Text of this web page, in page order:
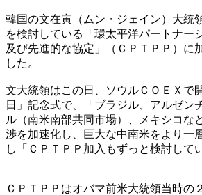
韓国の文在寅（ムン・ジェイン）大統
を検討している「環太平洋パートナー
及び先進的な協定」（ＣＰＴＰＰ）に
した。
文大統領はこの日、ソウルＣＯＥＸで
日」記念式で、「ブラジル、アルゼン
ル（南米南部共同市場）、メキシコな
渉を加速化し、巨大な中南米をより一
し「ＣＰＴＰＰ加入もずっと検討して
ＣＰＴＰＰはオバマ前米大統領当時の